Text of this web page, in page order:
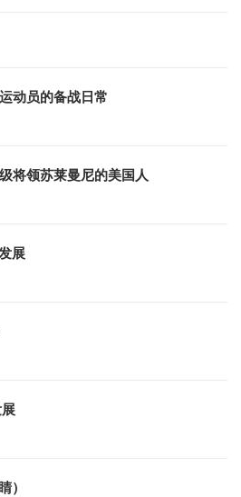
动员的备战日常
将领苏莱曼尼的美国人
展
）